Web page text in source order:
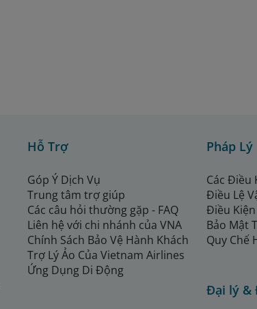
Hỗ Trợ
Góp Ý Dịch Vụ
Trung tâm trợ giúp
Các câu hỏi thường gặp - FAQ
Liên hệ với chi nhánh của VNA
Chính Sách Bảo Vệ Hành Khách
Trợ Lý Ảo Của Vietnam Airlines
Ứng Dụng Di Động
Pháp Lý
Các Điều
Điều Lệ
Điều
Bảo Mật
Quy Chế
Đại lý &